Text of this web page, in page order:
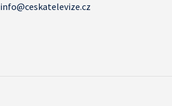
info@ceskatelevize.cz